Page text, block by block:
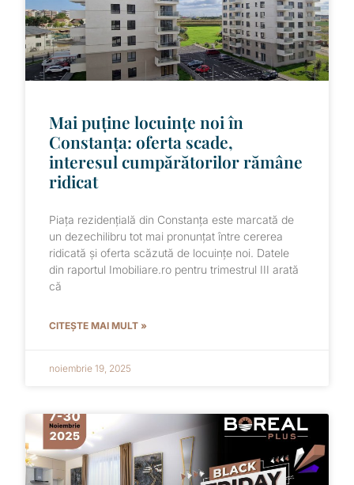
Mai puține locuințe noi în
Constanța: oferta scade,
interesul cumpărătorilor rămâne
ridicat
Piața rezidențială din Constanța este marcată de
un dezechilibru tot mai pronunțat între cererea
ridicată și oferta scăzută de locuințe noi. Datele
din raportul Imobiliare.ro pentru trimestrul III arată
că
CITEȘTE MAI MULT »
noiembrie 19, 2025